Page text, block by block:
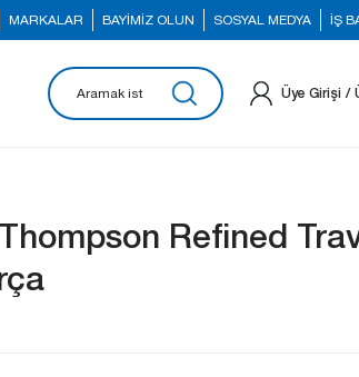
MARKALAR BAYİMİZ OLUN SOSYAL MEDYA İŞ
Üye Girişi /
Refined